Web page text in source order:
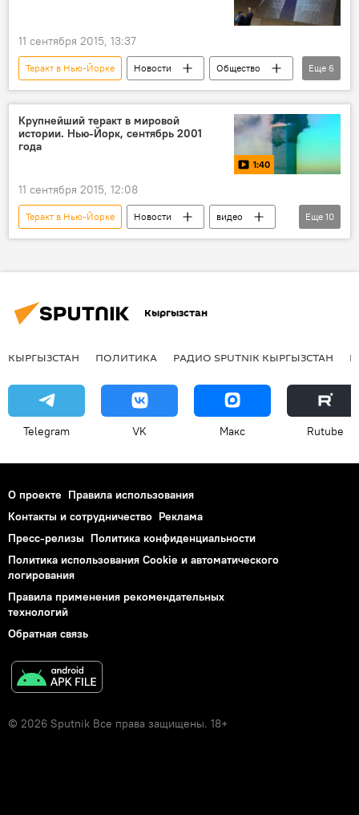
11 сентября 2015, 13:37
Теракт в Нью-Йорке Новости
Общество
В мире
США
Нью-Йорк
Барак Обама
теракт 11 сентября
теракт
Еще 6
Крупнейший теракт в мировой
истории. Нью-Йорк, сентябрь 2001
года
1:40
11 сентября 2015, 12:08
Теракт в Нью-Йорке Новости
видео
Общество
Происшествия
В мире
башни-близнецы
Еще 10
Кыргызстан
КЫРГЫЗСТАН ПОЛИТИКА РАДИО SPUTNIK КЫРГЫЗСТАН
Telegram VK Макс Rutube
О проекте Правила использования
Контакты и сотрудничество Реклама
Пресс-релизы Политика конфиденциальности
Политика использования Cookie и автоматического
логирования
Правила применения рекомендательных
технологий
Обратная связь
© 2026 Sputnik Все права защищены. 18+